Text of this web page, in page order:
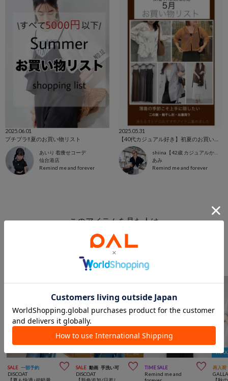
2025.06.01
プチプラ‼️夏のお買い物リスト
あいり 着痩せコーデ
仙台港店
Remind me and forever
2025.05.31
あみ
Remind me and forever
このアイテムを見た人は
こんなアイテムも見ています
ジャケット/アウターからのおすすめ
SALE 一部予約 
DISCOAT
SALE 動画 手洗い可 
DISCOAT
TIME SALE 
Remind me and
再入荷